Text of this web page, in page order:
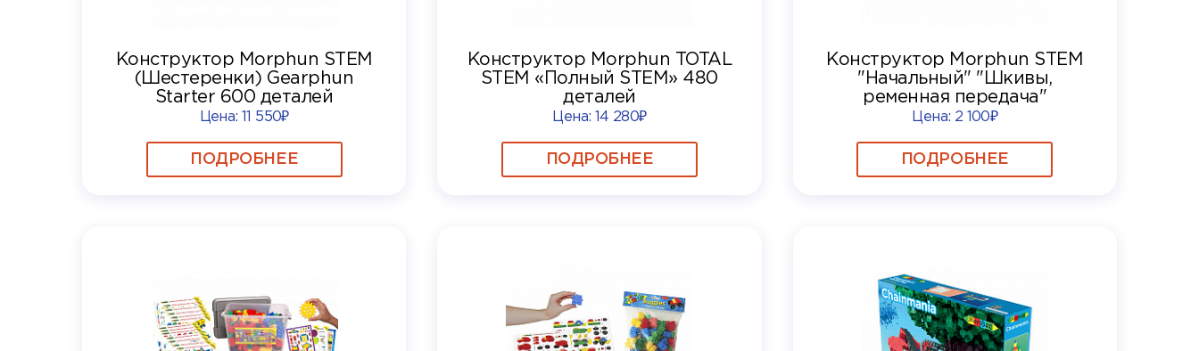
Конструктор Morphun STEM
(Шестеренки) Gearphun
Starter 600 деталей
Цена: 11 550₽
ПОДРОБНЕЕ
Конструктор Morphun TOTAL
STEM «Полный STEM» 480
деталей
Цена: 14 280₽
ПОДРОБНЕЕ
Конструктор Morphun STEM
"Начальный" "Шкивы,
ременная передача"
Цена: 2 100₽
ПОДРОБНЕЕ